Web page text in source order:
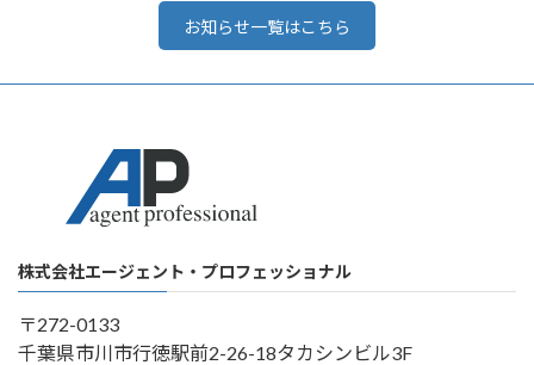
お知らせ一覧はこちら
株式会社エージェント・プロフェッショナル
〒272-0133
千葉県市川市行徳駅前2-26-18タカシンビル3F